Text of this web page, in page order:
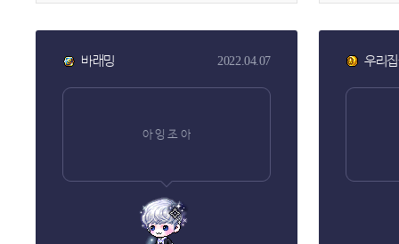
바래밍 2022.04.07
아 잉 조 아
우리